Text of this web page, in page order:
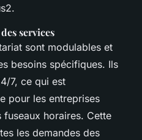
services
sont modulables et
besoins spécifiques. Ils
7, ce qui est
pour les entreprises
horaires. Cette
les demandes des